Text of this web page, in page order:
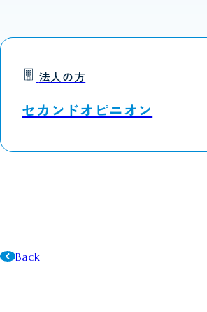
法人の方
セカンドオピニオン
Back